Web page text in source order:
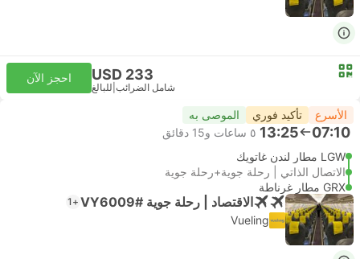
USD 233
شامل الضرائب للبالغ
احجز الآن
الأسرع تأكيد فوري الموصى به
07:10
13:25 ٥ ساعات و‫15 دقائق
LGW مطار لندن غاتويك
الاتصال الذاتي | رحلة جوية+رحلة جوية
GRX مطار غرناطة
الاقتصاد | رحلة جوية #VY6009 +1
Vueling